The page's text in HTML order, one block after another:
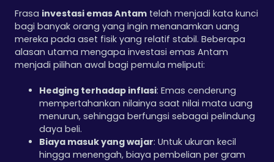
Frasa investasi emas Antam telah menjadi kata kunci
bagi banyak orang yang ingin menanamkan uang
mereka pada aset fisik yang relatif stabil. Beberapa
alasan utama mengapa investasi emas Antam
menjadi pilihan awal bagi pemula meliputi:
Hedging terhadap inflasi: Emas cenderung
mempertahankan nilainya saat nilai mata uang
menurun, sehingga berfungsi sebagai pelindung
daya beli.
Biaya masuk yang wajar: Untuk ukuran kecil
hingga menengah, biaya pembelian per gram